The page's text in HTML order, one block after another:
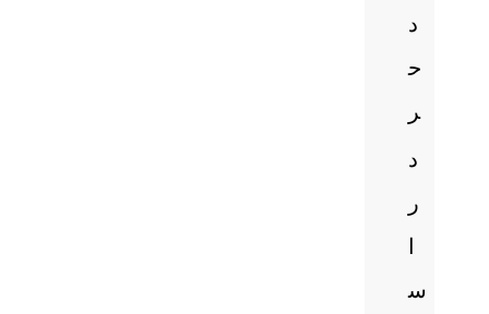
د
ح
ر
د
ر
ا
س